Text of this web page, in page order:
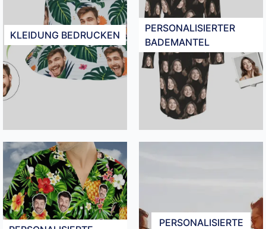
KLEIDUNG BEDRUCKEN​
PERSONALISIERTER
BADEMANTEL
PERSONALISIERTE